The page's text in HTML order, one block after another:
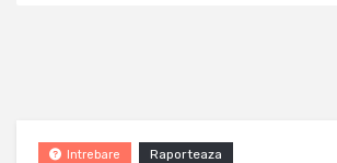
Raporteaza
Intrebare